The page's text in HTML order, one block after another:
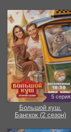
5 серия
Большой куш.
Бангкок (2 сезон)